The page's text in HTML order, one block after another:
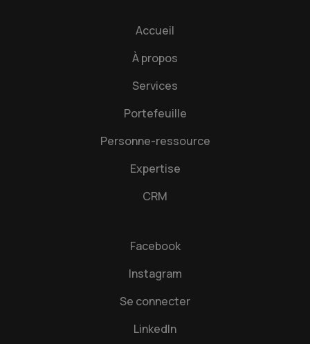
Accueil
À propos
Services
Portefeuille
Personne-ressource
Expertise
CRM
Facebook
Instagram
Se connecter
LinkedIn